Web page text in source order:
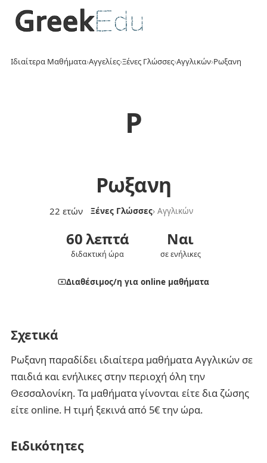
Ιδιαίτερα Μαθήματα›Αγγελίες›Ξένες Γλώσσες›Αγγλικών›Ρωξανη
Ρ
Ρωξανη
22 ετών Ξένες Γλώσσες› Αγγλικών
60 λεπτά
διδακτική ώρα
Ναι
σε ενήλικες
Διαθέσιμος/η για online μαθήματα
Σχετικά
Ρωξανη παραδίδει ιδιαίτερα μαθήματα Αγγλικών σε
παιδιά και ενήλικες στην περιοχή όλη την
Θεσσαλονίκη. Τα μαθήματα γίνονται είτε δια ζώσης
είτε online. Η τιμή ξεκινά από 5€ την ώρα.
Ειδικότητες